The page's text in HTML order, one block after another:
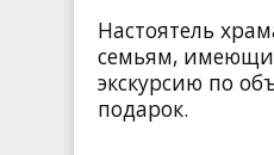
Настоятель
семьям,
экскурсию по
подарок.